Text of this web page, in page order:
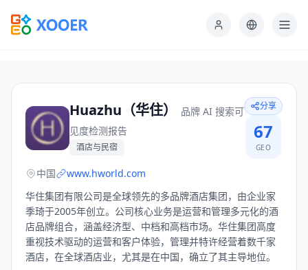
Huazhu（华住）
品牌 AI 搜索可
见度检测报告
酒店与民宿
分享
67
GEO
中国
www.hworld.com
华住集团有限公司是全球领先的多品牌酒店集团，由企业家
季琦于2005年创立。公司核心业务是运营和管理多元化的酒
店品牌组合，涵盖经济型、中档和高档市场。华住集团高度
重视技术驱动的运营和客户体验，管理并特许经营着数千家
酒店，在全球酒店业，尤其是在中国，确立了其主导地位。